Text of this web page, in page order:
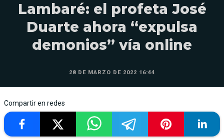
Lambaré: el profeta José
Duarte ahora “expulsa
demonios” vía online
28 DE MARZO DE 2022 16:44
Compartir en redes